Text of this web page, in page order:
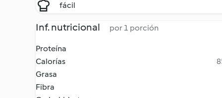
fácil
Inf. nutricional por 1 porción
Proteína
Calorías
Grasa
Fibra